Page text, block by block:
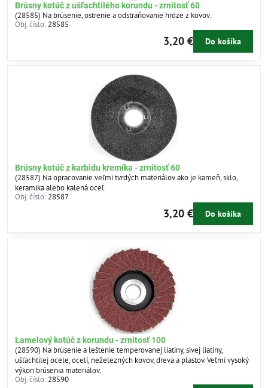
Brúsny kotúč z ušľachtilého korundu - zrnitosť 60
(28585) Na brúsenie, ostrenie a odstraňovanie hrdze z kovov.
Obj. číslo: 28585
3,20 € Do košíka
Brúsny kotúč z karbidu kremíka - zrnitosť 60
(28587) Na opracovanie veľmi tvrdých materiálov ako je kameň, sklo,
keramika alebo kalená oceľ.
Obj. číslo: 28587
3,20 € Do košíka
Lamelový kotúč z korundu - zrnitosť 100
(28590) Na brúsenie a leštenie temperovanej liatiny, sivej liatiny,
ušľachtilej ocele, ocelí, neželezných kovov, dreva a plastov. Veľmi vysoký
výkon brúsenia materiálov.
Obj. číslo: 28590